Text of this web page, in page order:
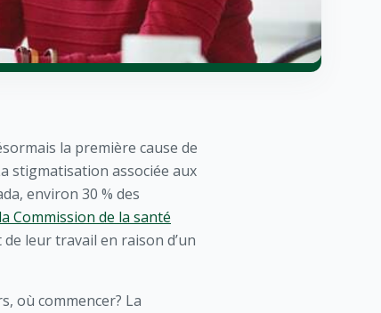
la première cause de
stigmatisation associée aux
environ 30 % des
Commission de la santé
de leur travail en raison d’un
où commencer? La